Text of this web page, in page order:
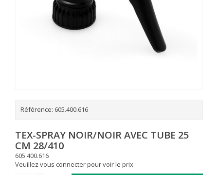
Référence: 605.400.616
TEX-SPRAY NOIR/NOIR AVEC TUBE 25
CM 28/410
605.400.616
Veuillez vous connecter pour voir le prix